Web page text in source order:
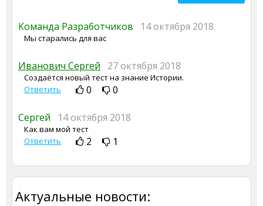
Команда Разработчиков 14 октября 2018
Мы старались для вас
Иванович Сергей 27 октября 2018
Создаётся новый тест на знание Истории.
Ответить
0 0
Сергей 14 октября 2018
Как вам мой тест
Ответить
2 1
Актуальные новости: